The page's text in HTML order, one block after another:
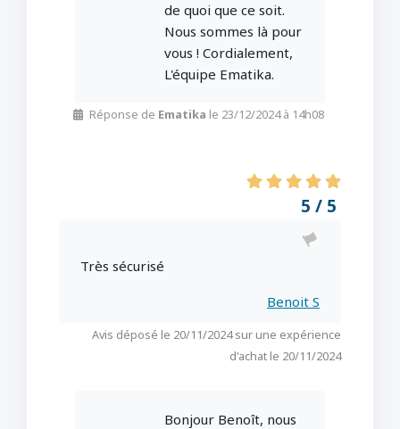
de quoi que ce soit.
Nous sommes là pour
vous ! Cordialement,
L'équipe Ematika.
Réponse de Ematika le 23/12/2024 à 14h08
5 / 5
Très sécurisé
Benoit S
Avis déposé le 20/11/2024 sur une expérience
d'achat le 20/11/2024
Bonjour Benoît, nous